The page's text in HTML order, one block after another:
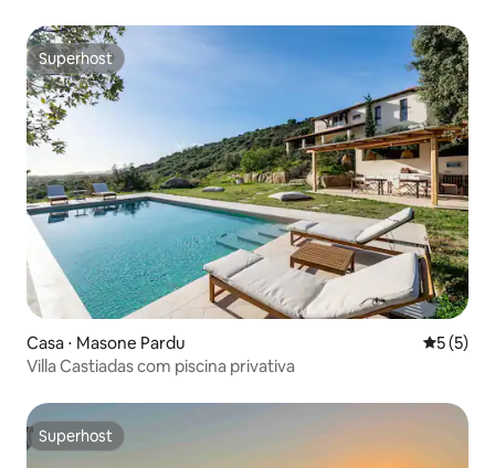
Superhost
Superhost
Casa ⋅ Masone Pardu 5 de
5 (5)
Villa Castiadas com piscina privativa
Superhost
Superhost